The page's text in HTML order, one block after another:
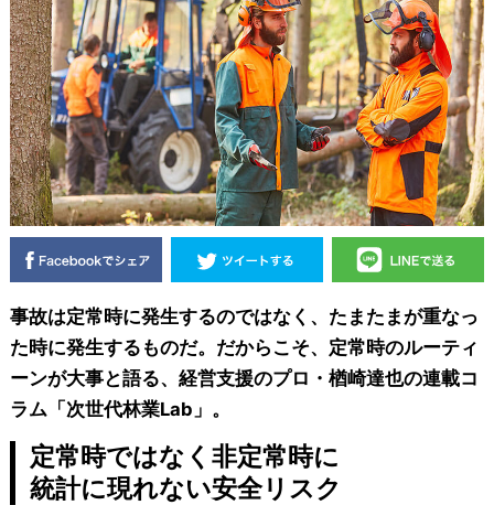
事故は定常時に発生するのではなく、たまたまが重なっ
た時に発生するものだ。だからこそ、定常時のルーティ
ーンが大事と語る、経営支援のプロ・楢崎達也の連載コ
ラム「次世代林業Lab」。
定常時ではなく非定常時に
統計に現れない安全リスク